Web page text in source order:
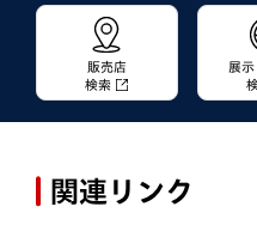
販売店
検索
展
関連リンク